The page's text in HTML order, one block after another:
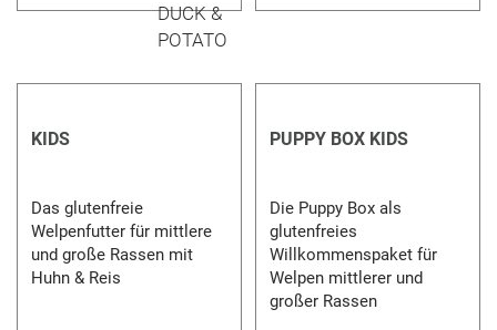
KIDS
Das glutenfreie
Welpenfutter für mittlere
und große Rassen mit
Huhn & Reis
PUPPY BOX KIDS
Die Puppy Box als
glutenfreies
Willkommenspaket für
Welpen mittlerer und
großer Rassen